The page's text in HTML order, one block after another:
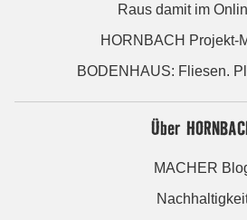
Raus damit im
HORNBACH Projekt-
BODENHAUS: Fliesen.
Über
MACHER